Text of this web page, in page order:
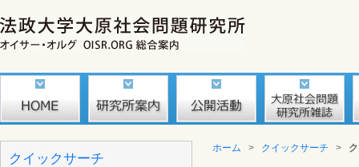
クイックサーチ
ホーム > クイックサーチ >